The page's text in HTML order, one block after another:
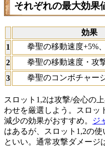
それぞれの最大効果
効果
1
拳聖の移動速度+5%
2
拳聖の移動速度・攻
3
拳聖のコンボチャー
スロット1,2は攻撃/会心の
わせを厳選しよう。スロッ
減少の効果がおすすめ。
ジ
はあるが、スロット1,2の
といい。通常攻撃ダメージ